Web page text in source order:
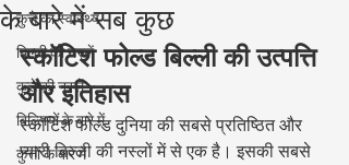
कुत्ते का स्वास्थ्य
बिल्ली की नस्लें
कुत्ते की नस्लें
बिल्लियों के बारे में
कुत्तों के बारे में
के बारे में सब कुछ
स्कॉटिश फोल्ड बिल्ली की उत्पत्ति
और इतिहास
स्कॉटिश फोल्ड दुनिया की सबसे प्रतिष्ठित और
प्यारी बिल्ली की नस्लों में से एक है। इसकी सबसे